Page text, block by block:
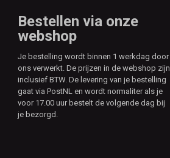
Bestellen via onze
webshop
Je bestelling wordt binnen 1 werkdag door
ons verwerkt. De prijzen in de webshop zijn
inclusief BTW. De levering van je bestelling
gaat via PostNL en wordt normaliter als je
voor 17.00 uur bestelt de volgende dag bij
je bezorgd.